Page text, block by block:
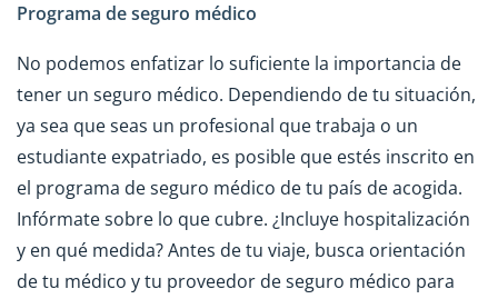
Programa de seguro médico
No podemos enfatizar lo suficiente la importancia de
tener un seguro médico. Dependiendo de tu situación,
ya sea que seas un profesional que trabaja o un
estudiante expatriado, es posible que estés inscrito en
el programa de seguro médico de tu país de acogida.
Infórmate sobre lo que cubre. ¿Incluye hospitalización
y en qué medida? Antes de tu viaje, busca orientación
de tu médico y tu proveedor de seguro médico para